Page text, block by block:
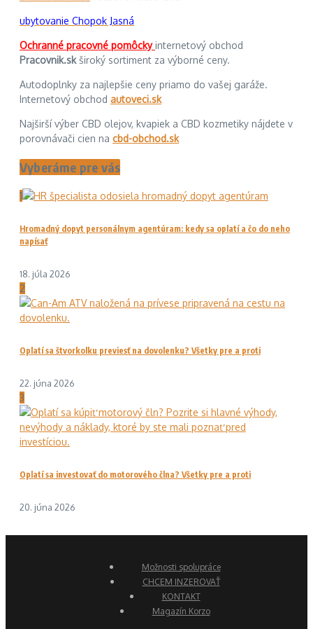
ubytovanie Chopok Jasná
Ochranné pracovné pomôckyinternetový obchod
Pracovnik.skširoký sortiment za výborné ceny.
Autodoplnky za najlepšie ceny priamo do vašej garáže.
Internetový obchod autoveci.sk
Najširší výber CBD olejov, kvapiek a CBD kozmetiky nájdete v
porovnávači cien na cbd-obchod.sk
Vyberáme pre vás
1
Hromadný dopyt personálnym agentúram: kedy sa oplatí a čo do neho
napísať
18. júla 2026
2
Oplatí sa štvorkolku previesť na dovolenku? Všetky pre a proti
22. júna 2026
3
Oplatí sa investovať do motorového člna? Všetky pre a proti
20. júna 2026
Možnosti spolupráce
CHCEM INZEROVAŤ
KONTAKT
Magazín Korzo